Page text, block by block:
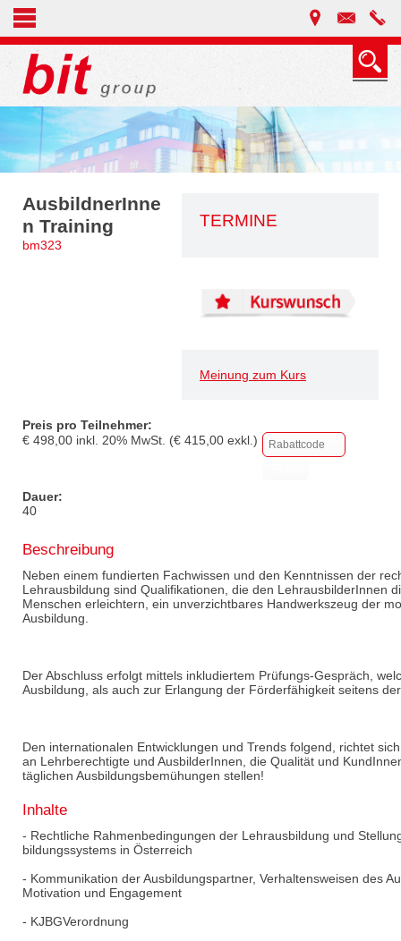
TERMINE
Meinung zum Kurs
AusbildnerInne
n Training
bm323
Preis pro Teilnehmer:
€ 498,00 inkl. 20% MwSt. (€ 415,00 exkl.)
Dauer:
40
Beschreibung
Neben einem fundierten Fachwissen und den Kenntnissen der
Lehrausbildung sind Qualifikationen, die den LehrausbilderInnen
Menschen erleichtern, ein unverzichtbares Handwerkszeug der
Ausbildung.
Der Abschluss erfolgt mittels inkludiertem Prüfungs-Gespräch,
Ausbildung, als auch zur Erlangung der Förderfähigkeit seitens
Den internationalen Entwicklungen und Trends folgend, richtet
an Lehrberechtigte und AusbilderInnen, die Qualität und
täglichen Ausbildungsbemühungen stellen!
Inhalte
- Rechtliche Rahmenbedingungen der Lehrausbildung und
bildungssystems in Österreich
- Kommunikation der Ausbildungspartner, Verhaltensweisen des
Motivation und Engagement
- KJBGVerordnung